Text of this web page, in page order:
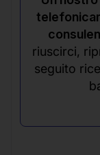
riuscirci,
seguito